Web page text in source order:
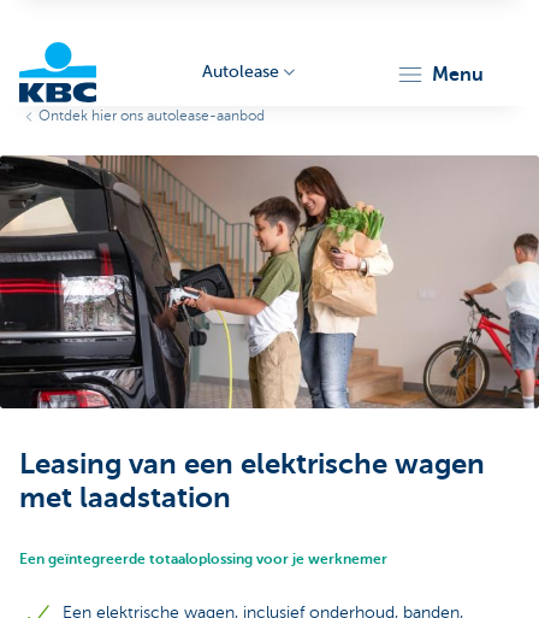
Corporate
Autolease menu
Ontdek hier ons autolease-aanbod
Leasing van een elektrische wagen
met laadstation
Een geïntegreerde totaaloplossing voor je werknemer
Een elektrische wagen, inclusief onderhoud, banden,